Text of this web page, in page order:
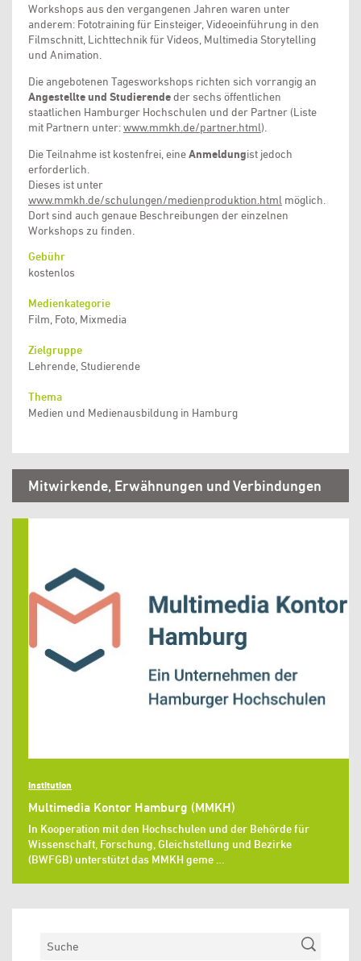
Workshops aus den vergangenen Jahren waren unter
anderem: Fototraining für Einsteiger, Videoeinführung in den
Filmschnitt, Lichttechnik für Videos, Multimedia Storytelling
und Animation.
Die angebotenen Tagesworkshops richten sich vorrangig an
Angestellte und Studierendeder sechs öffentlichen
staatlichen Hamburger Hochschulen und der Partner (Liste
mit Partnern unter:www.mmkh.de/partner.html).
Die Teilnahme ist kostenfrei, eineAnmeldungist jedoch
erforderlich.
Dieses ist unter
www.mmkh.de/schulungen/medienproduktion.html möglich.
Dort sind auch genaue Beschreibungen der einzelnen
Workshops zu finden.
Gebühr
kostenlos
Medienkategorie
Film, Foto, Mixmedia
Zielgruppe
Lehrende, Studierende
Thema
Medien und Medienausbildung in Hamburg
Mitwirkende, Erwähnungen und Verbindungen
Institution
Multimedia Kontor Hamburg (MMKH)
In Kooperation mit den Hochschulen und der Behörde für
Wissenschaft, Forschung, Gleichstellung und Bezirke
(BWFGB) unterstützt das MMKH geme …
Suchen